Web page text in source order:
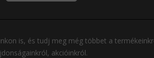
is, és tudj meg még többet a
akcióinkról.